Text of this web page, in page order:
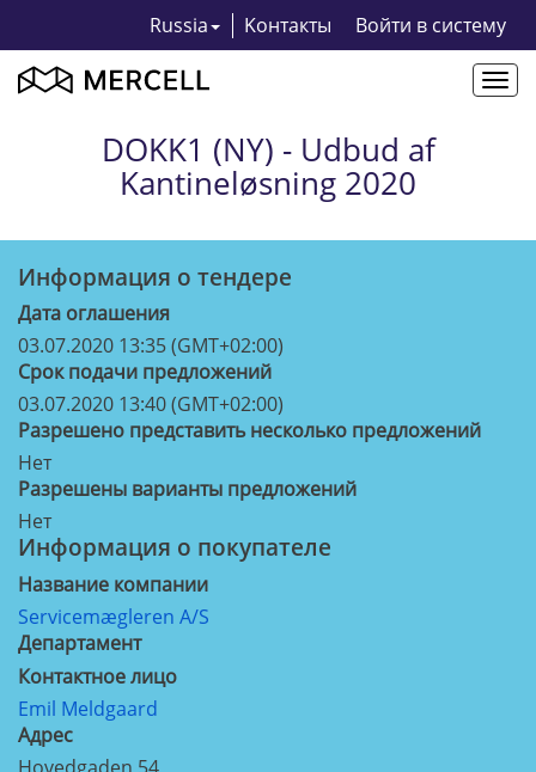
Russia Kонтакты Bойти в систему
DOKK1 (NY) - Udbud af
Kantineløsning 2020
Информация о тендерe
Дата оглашения
03.07.2020 13:35 (GMT+02:00)
Срок подачи предложений
03.07.2020 13:40 (GMT+02:00)
Разрешено представить несколько предложений
Нет
Разрешены варианты предложений
Нет
Информация о покупателе
Название компании
Servicemægleren A/S
Департамент
Контактное лицо
Emil Meldgaard
Aдрес